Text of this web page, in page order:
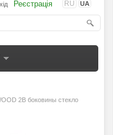
RU UA
Реєстрація
2В боковины стекло